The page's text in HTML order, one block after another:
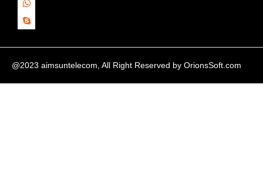
@2023 aimsuntelecom, All Right Reserved by OrionsSoft.com